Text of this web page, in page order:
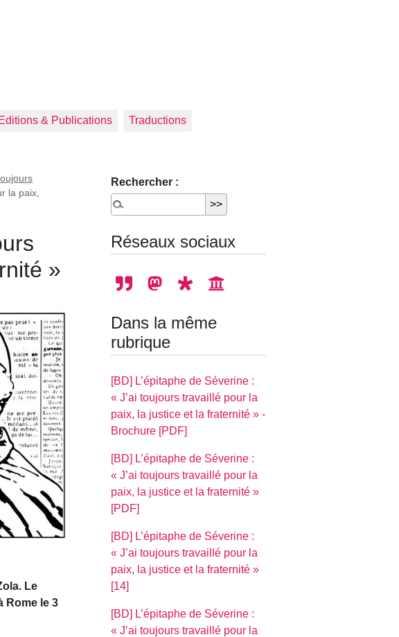
Editions & Publications Traductions
la paix,
Le
Rome le 3
Rechercher :
Réseaux sociaux
Dans la même
rubrique
[BD] L’épitaphe de Séverine :
J’ai toujours travaillé pour la
paix, la justice et la fraternité
-
Brochure [PDF]
[BD] L’épitaphe de Séverine :
J’ai toujours travaillé pour la
paix, la justice et la fraternité
[PDF]
[BD] L’épitaphe de Séverine :
J’ai toujours travaillé pour la
paix, la justice et la fraternité
[14]
[BD] L’épitaphe de Séverine :
J’ai toujours travaillé pour la